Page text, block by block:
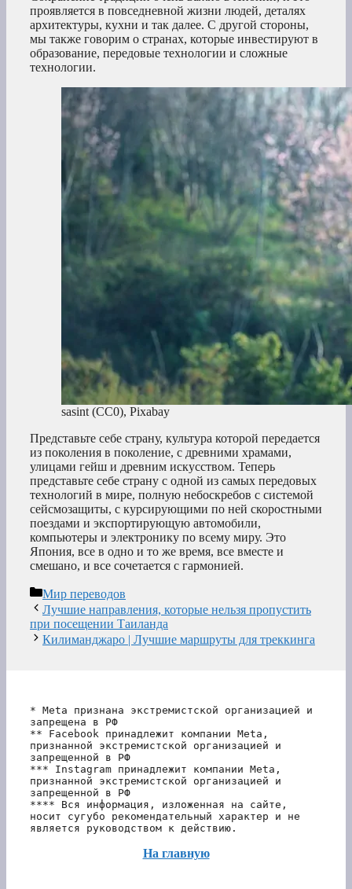
проявляется в повседневной жизни людей, деталях
архитектуры, кухни и так далее. С другой стороны,
мы также говорим о странах, которые инвестируют в
образование, передовые технологии и сложные
технологии.
sasint (CC0), Pixabay
Представьте себе страну, культура которой передается
из поколения в поколение, с древними храмами,
улицами гейш и древним искусством. Теперь
представьте себе страну с одной из самых передовых
технологий в мире, полную небоскребов с системой
сейсмозащиты, с курсирующими по ней скоростными
поездами и экспортирующую автомобили,
компьютеры и электронику по всему миру. Это
Япония, все в одно и то же время, все вместе и
смешано, и все сочетается с гармонией.
Рубрики
Мир переводов
Лучшие направления, которые нельзя пропустить
при посещении Таиланда
Килиманджаро | Лучшие маршруты для треккинга
* Meta признана экстремистской организацией и
запрещена в РФ
** Facebook принадлежит компании Meta,
признанной экстремистской организацией и
запрещенной в РФ
*** Instagram принадлежит компании Meta,
признанной экстремистской организацией и
запрещенной в РФ
**** Вся информация, изложенная на сайте,
носит сугубо рекомендательный характер и не
является руководством к действию.
На главную